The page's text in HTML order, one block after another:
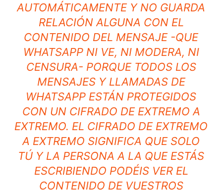
AUTOMÁTICAMENTE Y NO GUARDA
RELACIÓN ALGUNA CON EL
CONTENIDO DEL MENSAJE -QUE
WHATSAPP NI VE, NI MODERA, NI
CENSURA- PORQUE TODOS LOS
MENSAJES Y LLAMADAS DE
WHATSAPP ESTÁN PROTEGIDOS
CON UN CIFRADO DE EXTREMO A
EXTREMO. EL CIFRADO DE EXTREMO
A EXTREMO SIGNIFICA QUE SOLO
TÚ Y LA PERSONA A LA QUE ESTÁS
ESCRIBIENDO PODÉIS VER EL
CONTENIDO DE VUESTROS